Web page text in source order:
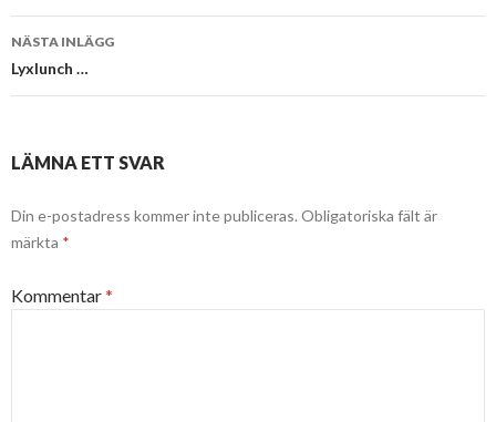
NÄSTA INLÄGG
Lyxlunch …
LÄMNA ETT SVAR
Din e-postadress kommer inte publiceras. Obligatoriska fält är
märkta *
Kommentar*